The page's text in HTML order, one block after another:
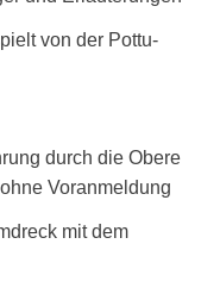
von der Pottu-
durch die Obere
Voranmeldung
mit dem